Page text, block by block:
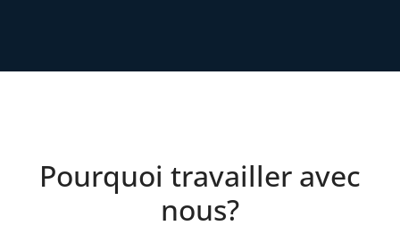
Pourquoi travailler avec
nous?